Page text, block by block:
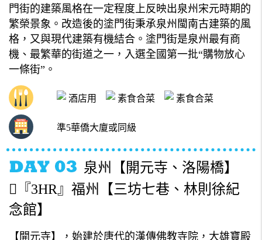
門街的建築風格在一定程度上反映出泉州宋元時期的
繁榮景象。改造後的塗門街秉承泉州閩南古建築的風
格，又與現代建築有機結合。塗門街是泉州最有商
機、最繁華的街道之一，入選全國第一批“購物放心
一條街”。
酒店用 素食合菜 素食合菜
準5華僑大廈或同級
泉州【開元寺、洛陽橋】
『3HR』福州【三坊七巷、林則徐紀
念館】
【開元寺】，始建於唐代的漢傳佛教寺院，大雄寶殿